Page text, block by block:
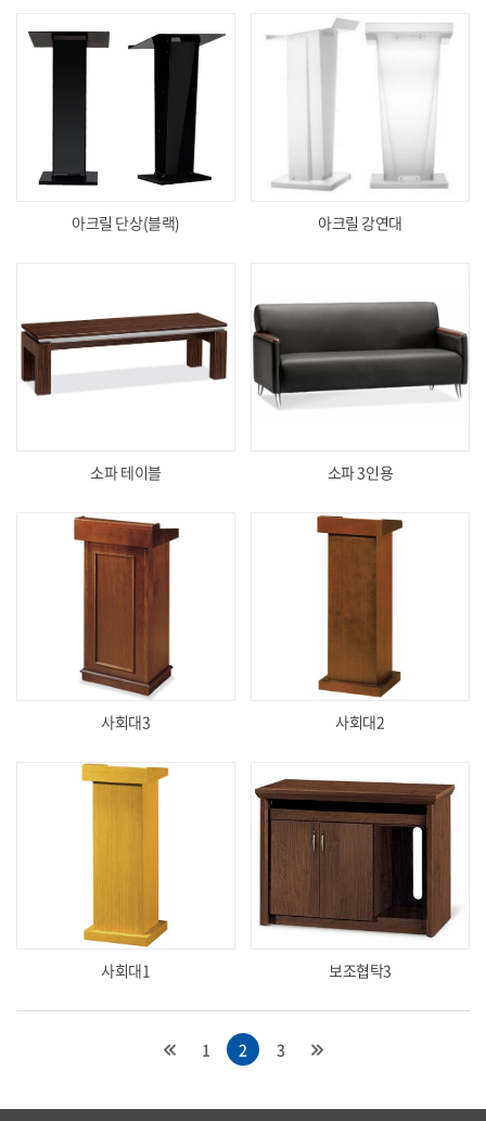
아크릴 단상(블랙) 아크릴 강연대
소파 테이블 소파 3인용
사회대3 사회대2
사회대1 보조협탁3
1 2 3